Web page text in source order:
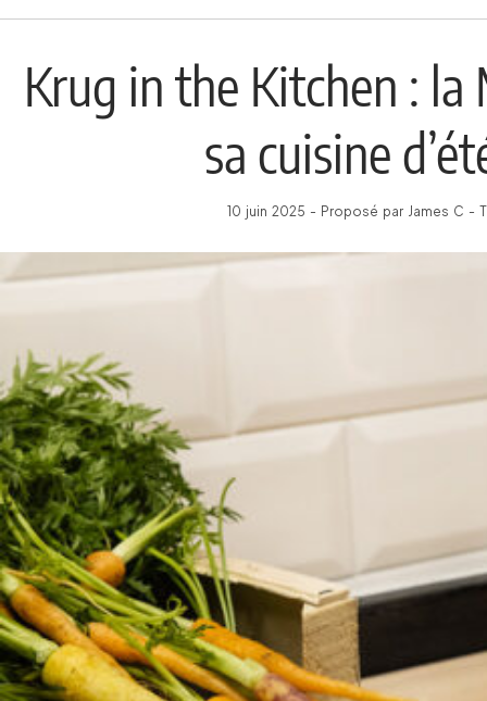
Krug in the Kitchen :
sa cuisine
10 juin 2025 - Proposé par James C -